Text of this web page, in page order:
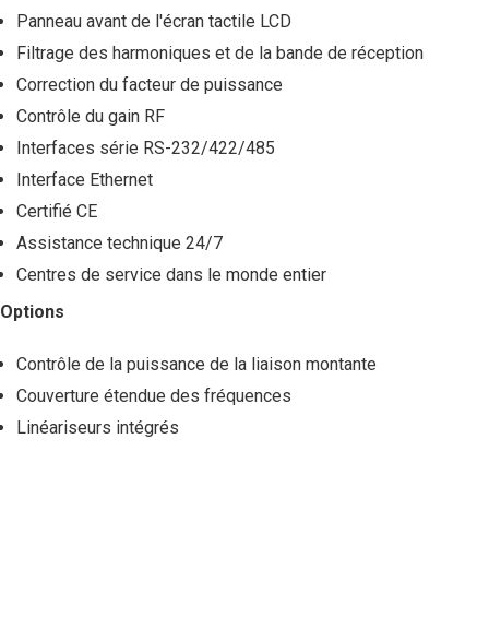
Panneau avant de l'écran tactile LCD
Filtrage des harmoniques et de la bande de réception
Correction du facteur de puissance
Contrôle du gain RF
Interfaces série RS-232/422/485
Interface Ethernet
Certifié CE
Assistance technique 24/7
Centres de service dans le monde entier
Options
Contrôle de la puissance de la liaison montante
Couverture étendue des fréquences
Linéariseurs intégrés